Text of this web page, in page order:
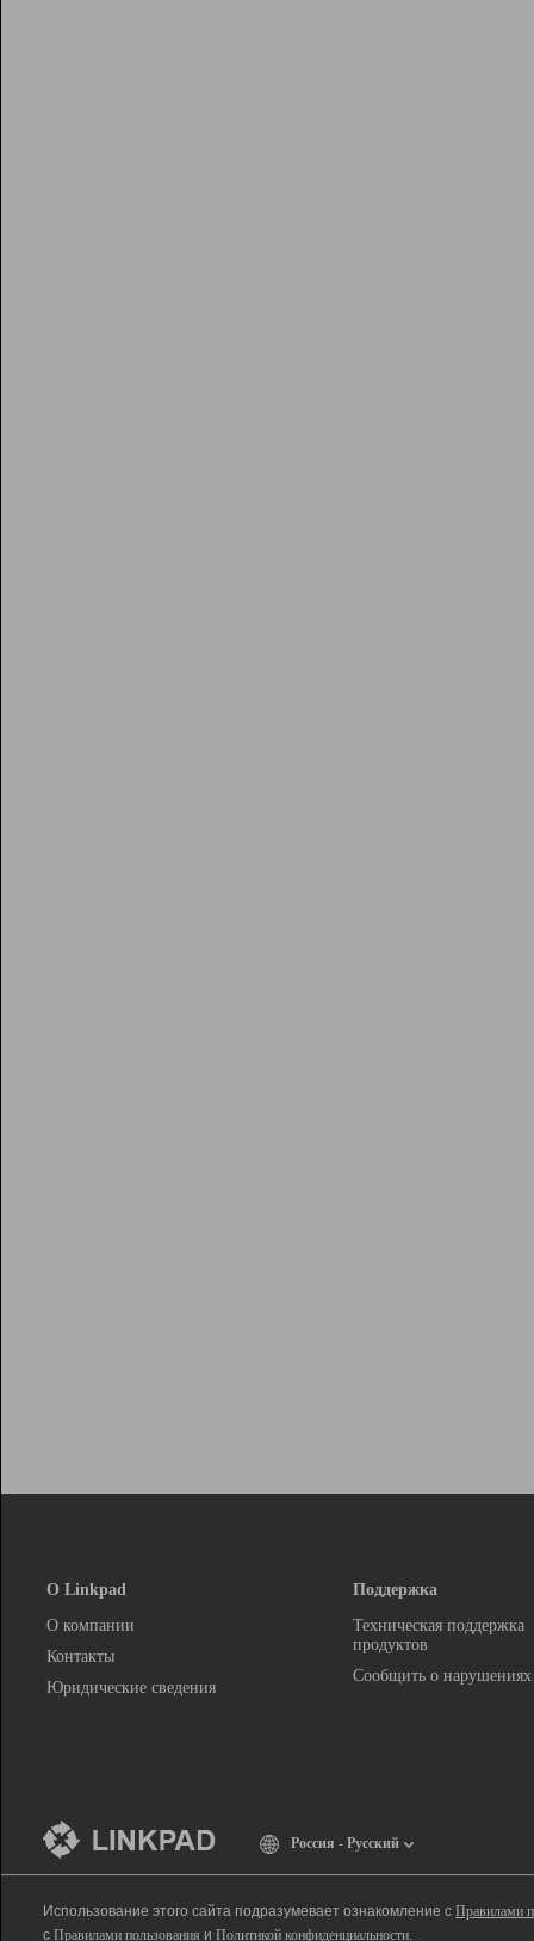
О Linkpad
О компании
Контакты
Юридические сведения
Поддержка
Техническая поддержка
продуктов
Сообщить о нарушениях
Россия - Русский
Использование этого сайта подразумевает ознакомление с Правилами
с Правилами пользования и Политикой конфиденциальности.